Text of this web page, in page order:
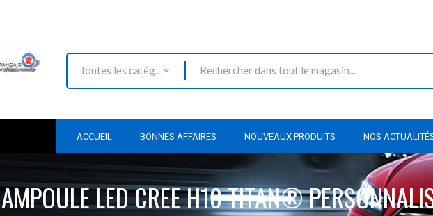
Toutes les catégories
ACCUEIL BONNES AFFAIRES NOUVEAUX PRODUITS NOS
AMPOULE LED CREE H10 TITAN®